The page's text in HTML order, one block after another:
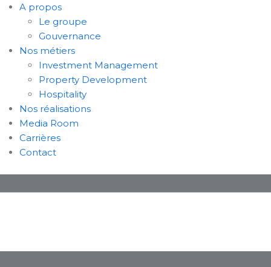
A propos
Le groupe
Gouvernance
Nos métiers
Investment Management
Property Development
Hospitality
Nos réalisations
Media Room
Carrières
Contact